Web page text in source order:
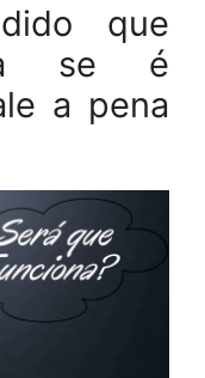
que
se é
a pena